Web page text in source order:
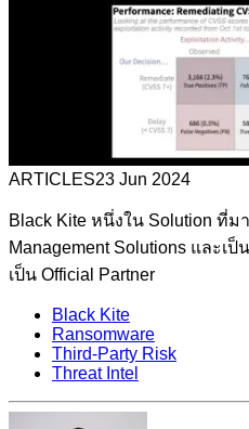
ARTICLES23 Jun 2024
Black Kite หนึ่งใน Solution ที่ม
Management Solutions และเ
เป็น Official Partner
Black Kite
Ransomware
Third-Party Risk
Threat Intel